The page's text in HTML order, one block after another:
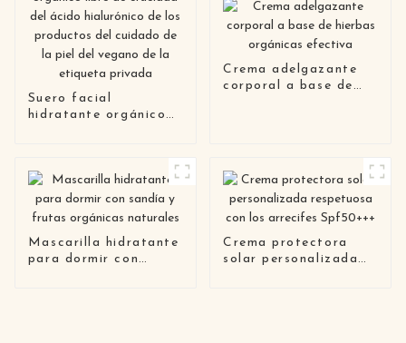
Suero facial
hidratante orgánico
cuidado de la piel del
vegano de la etiqueta
privada
Crema adelgazante
corporal a base de
Mascarilla hidratante
para dormir con
Crema protectora
solar personalizada